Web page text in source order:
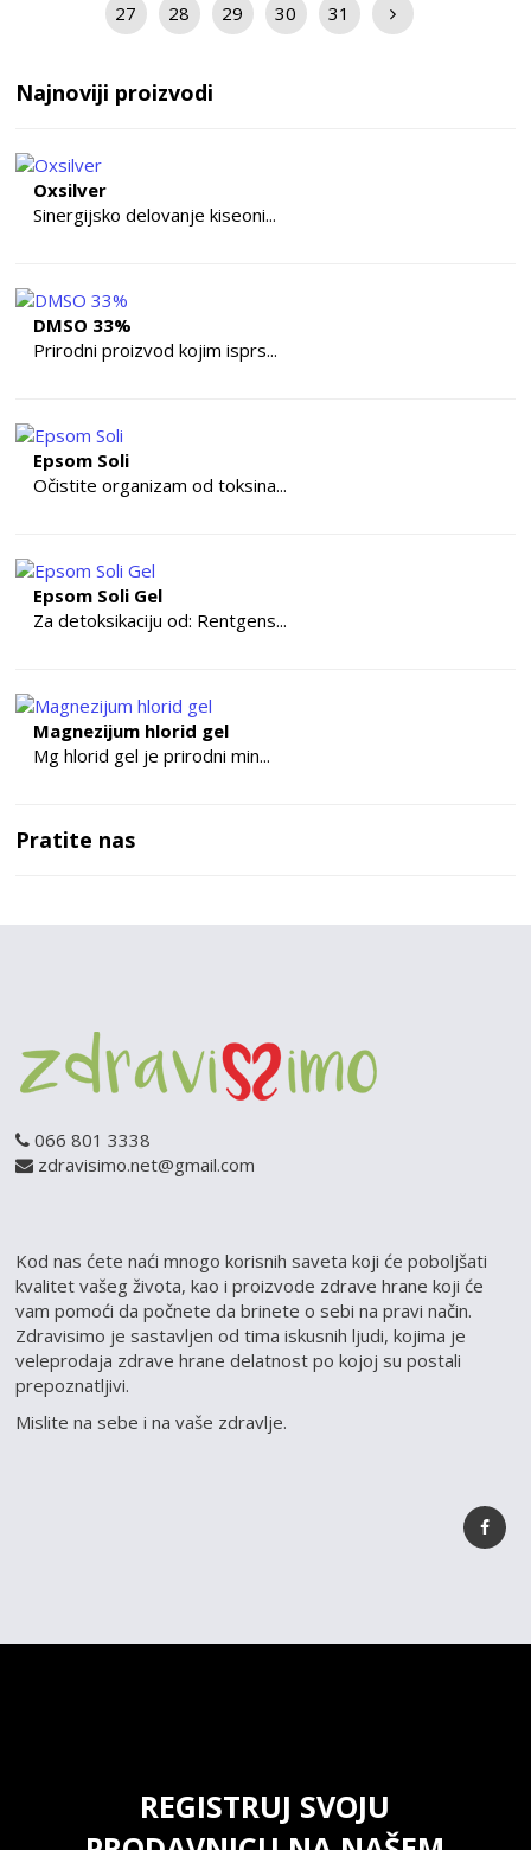
27
28 29 30 31
Najnoviji proizvodi
Oxsilver
Sinergijsko delovanje kiseoni...
DMSO 33%
Prirodni proizvod kojim isprs...
Epsom Soli
Očistite organizam od toksina...
Epsom Soli Gel
Za detoksikaciju od: Rentgens...
Magnezijum hlorid gel
Mg hlorid gel je prirodni min...
Pratite nas
066 801 3338
zdravisimo.net@gmail.com
Kod nas ćete naći mnogo korisnih saveta koji će poboljšati
kvalitet vašeg života, kao i proizvode zdrave hrane koji će
vam pomoći da počnete da brinete o sebi na pravi način.
Zdravisimo je sastavljen od tima iskusnih ljudi, kojima je
veleprodaja zdrave hrane delatnost po kojoj su postali
prepoznatljivi.
Mislite na sebe i na vaše zdravlje.
REGISTRUJ SVOJU